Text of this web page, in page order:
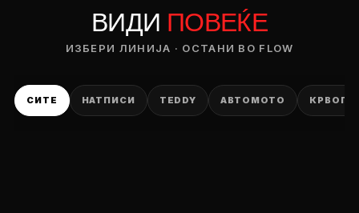
ВИДИ ПОВЕЌЕ
ИЗБЕРИ ЛИНИЈА · ОСТАНИ ВО FLOW
СИТЕ НАТПИСИ TEDDY АВТОМОТО